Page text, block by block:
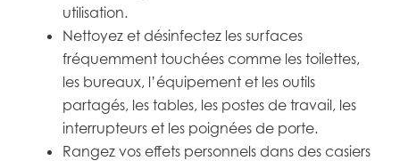
utilisation.
Nettoyez et désinfectez les surfaces
fréquemment touchées comme les toilettes,
les bureaux, l’équipement et les outils
partagés, les tables, les postes de travail, les
interrupteurs et les poignées de porte.
Rangez vos effets personnels dans des casiers